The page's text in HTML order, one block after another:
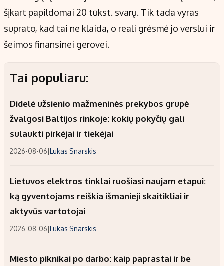
šįkart papildomai 20 tūkst. svarų. Tik tada vyras
suprato, kad tai ne klaida, o reali grėsmė jo verslui ir
šeimos finansinei gerovei.
Tai populiaru:
Didelė užsienio mažmeninės prekybos grupė
žvalgosi Baltijos rinkoje: kokių pokyčių gali
sulaukti pirkėjai ir tiekėjai
2026-08-06|Lukas Snarskis
Lietuvos elektros tinklai ruošiasi naujam etapui:
ką gyventojams reiškia išmanieji skaitikliai ir
aktyvūs vartotojai
2026-08-06|Lukas Snarskis
Miesto piknikai po darbo: kaip paprastai ir be